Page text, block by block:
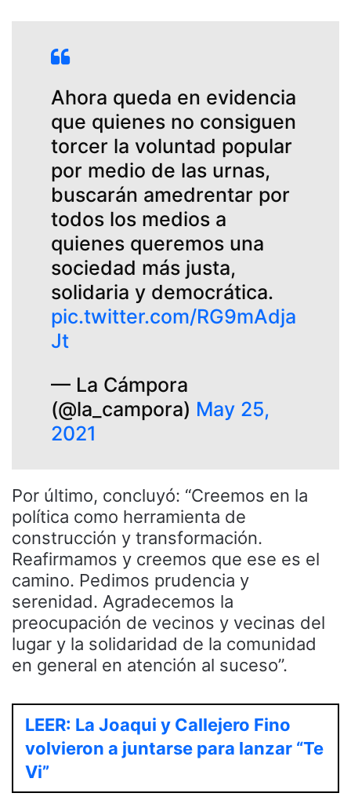
Ahora queda en evidencia
que quienes no consiguen
torcer la voluntad popular
por medio de las urnas,
buscarán amedrentar por
todos los medios a
quienes queremos una
sociedad más justa,
solidaria y democrática.
pic.twitter.com/RG9mAdja
Jt
— La Cámpora
(@la_campora) May 25,
2021
Por último, concluyó: “Creemos en la
política como herramienta de
construcción y transformación.
Reafirmamos y creemos que ese es el
camino. Pedimos prudencia y
serenidad. Agradecemos la
preocupación de vecinos y vecinas del
lugar y la solidaridad de la comunidad
en general en atención al suceso”.
LEER: La Joaqui y Callejero Fino
volvieron a juntarse para lanzar “Te
Vi”